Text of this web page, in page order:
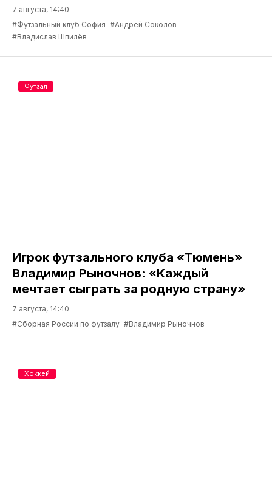
7 августа, 14:40
#Футзальный клуб София #Андрей Соколов
#Владислав Шпилёв
Игрок футзального клуба «Тюмень»
Владимир Рыночнов: «Каждый
мечтает сыграть за родную страну»
7 августа, 14:40
#Сборная России по футзалу #Владимир Рыночнов
Футзал
Хоккей